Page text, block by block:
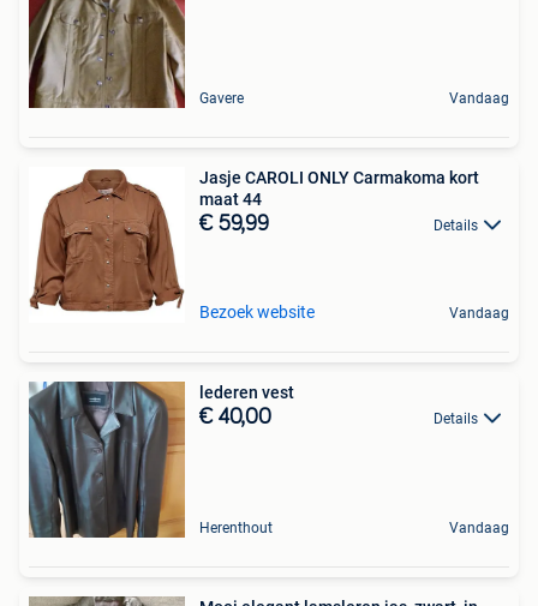
Gavere Vandaag
Jasje CAROLI ONLY Carmakoma kort
maat 44
€ 59,99 Details
Bezoek website Vandaag
lederen vest
€ 40,00 Details
Herenthout Vandaag